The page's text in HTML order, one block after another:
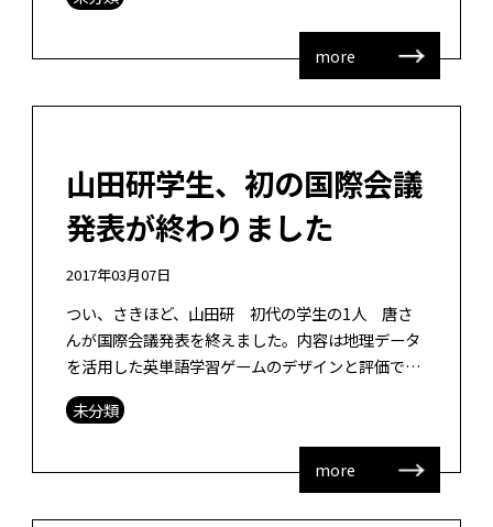
ィグリーという学生です。もう1人 […]
more
山田研学生、初の国際会議
発表が終わりました
2017年03月07日
つい、さきほど、山田研 初代の学生の1人 唐さ
んが国際会議発表を終えました。内容は地理データ
を活用した英単語学習ゲームのデザインと評価で、
今回は英単語の能力評価も含めたものになっていま
未分類
more